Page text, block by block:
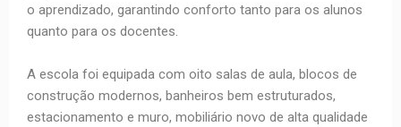
o aprendizado, garantindo conforto tanto para os alunos
quanto para os docentes.
A escola foi equipada com oito salas de aula, blocos de
construção modernos, banheiros bem estruturados,
estacionamento e muro, mobiliário novo de alta qualidade